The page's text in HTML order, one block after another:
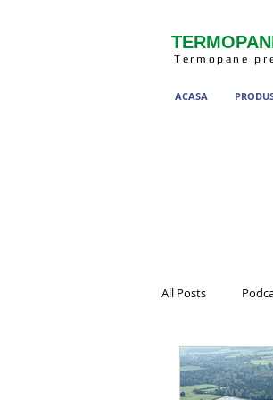
Termopane
ACASA
All Posts